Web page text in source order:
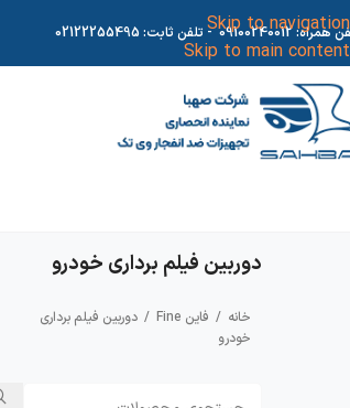
Skip to navigation
Skip to main content
همراه:09100240012- تلفن ثابت: 02122255495
دوربین فیلم برداری خودرو
خانه / فاین Fine / دوربین فیلم برداری
خودرو